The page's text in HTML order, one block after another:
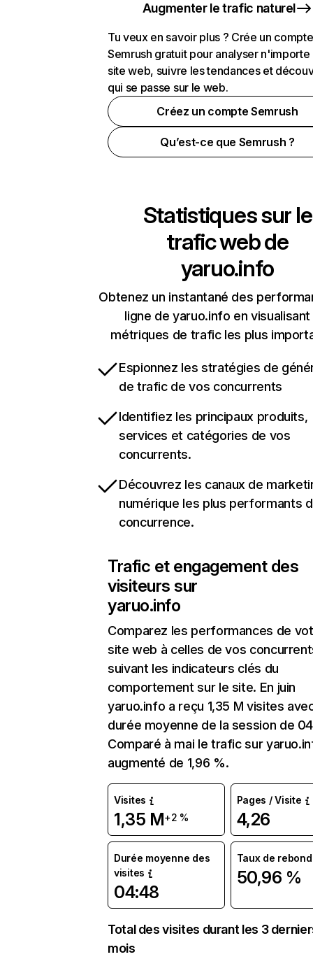
Augmenter le trafic naturel
Tu veux en savoir plus ? Crée un compte
Semrush gratuit pour analyser n'importe
site web, suivre les tendances et
qui se passe sur le web.
Créez un compte Semrush
Qu’est-ce que Semrush ?
Statistiques sur le
trafic web de
yaruo.info
Obtenez un instantané des
ligne de yaruo.info en
métriques de trafic les plus
Espionnez les stratégies de
de trafic de vos concurrents
Identifiez les principaux produits,
services et catégories de vos
concurrents.
Découvrez les canaux de
numérique les plus performants
concurrence.
Trafic et engagement des
visiteurs sur
yaruo.info
Comparez les performances de
site web à celles de vos
suivant les indicateurs clés du
comportement sur le site. En juin
yaruo.info a reçu 1,35 M visites
durée moyenne de la session de
Comparé à mai le trafic sur
augmenté de 1,96 %.
Visites
1,35 M+2 %
Pages / Visite
4,26
Durée moyenne des
visites
04:48
Taux de rebond
50,96 %
Total des visites durant les 3
mois